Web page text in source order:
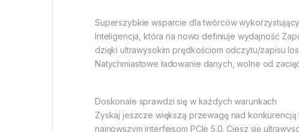
Superszybkie wsparcie dla twórców
Inteligencja, która na nowo definiuje wydajność
dzięki ultrawysokim prędkościom odczytu/zapisu
Natychmiastowe ładowanie danych, wolne od
Doskonale sprawdzi się w każdych warunkach
Zyskaj jeszcze większą przewagę nad
najnowszym interfejsom PCIe 5.0. Ciesz się